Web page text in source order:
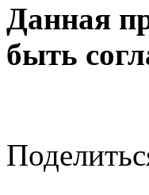
Данная
быть